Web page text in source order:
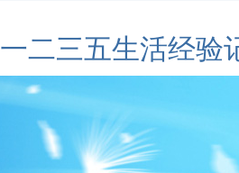
一二三五生活经验